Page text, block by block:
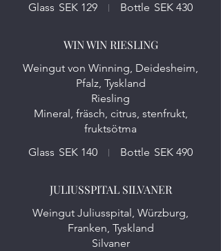
Glass SEK 129 Bottle SEK 430
WIN WIN RIESLING
Weingut von Winning, Deidesheim,
Pfalz, Tyskland
Riesling
Mineral, fräsch, citrus, stenfrukt,
fruktsötma
Glass SEK 140 Bottle SEK 490
JULIUSSPITAL SILVANER
Weingut Juliusspital, Würzburg,
Franken, Tyskland
Silvaner